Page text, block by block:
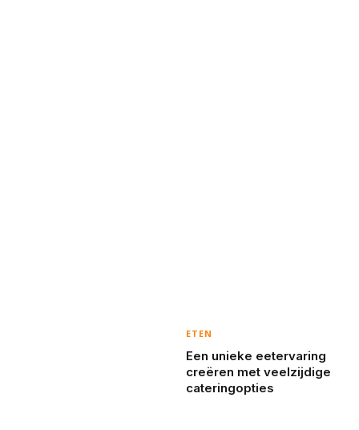
ETEN
Een unieke eetervaring
creëren met veelzijdige
cateringopties